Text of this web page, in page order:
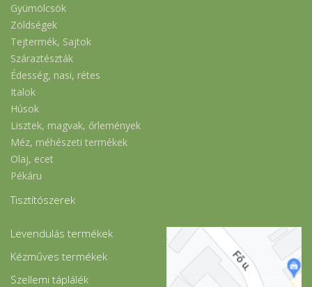
Gyümölcsök
Zöldségek
Tejtermék, Sajtok
Száraztészták
Édesség, nasi, rétes
Italok
Húsok
Lisztek, magvak, őrlemények
Méz, méhészeti termékek
Olaj, ecet
Pékáru
Tisztítószerek
Levendulás termékek
Kézműves termékek
Szellemi táplálék